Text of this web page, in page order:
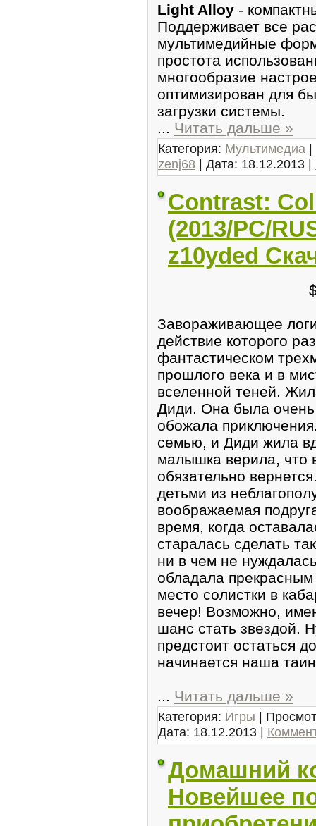
Light Alloy -
Поддерживает все
мультимедийные
простота
многообразие
оптимизирован для
загрузки системы.
... Читать дальше »
Категория: Мультимедиа |
zenj68 | Дата: 18.12.2013 |
Contrast:
(2013/PC/
z10yded
Завораживающее
действие которого
фантастическом
прошлого века и в
вселенной теней.
Диди. Она была
обожала
семью, и Диди жила
малышка верила, что
обязательно
детьми из
воображаемая
время, когда
старалась сделать
ни в чем не
обладала
место солистки в
вечер! Возможно,
шанс стать звездой.
предстоит остаться
начинается наша
... Читать дальше »
Категория: Игры |
Дата: 18.12.2013 |
Домашний
Новейшее